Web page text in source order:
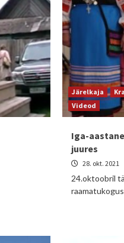
Järelkaja
Videod
Iga-
juures
28. okt. 2021
24.oktoobril